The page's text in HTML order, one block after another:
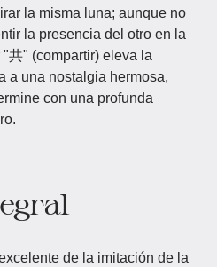
la misma luna; aunque no
la presencia del otro en la
共" (compartir) eleva la
a una nostalgia hermosa,
con una profunda
de la imitación de la